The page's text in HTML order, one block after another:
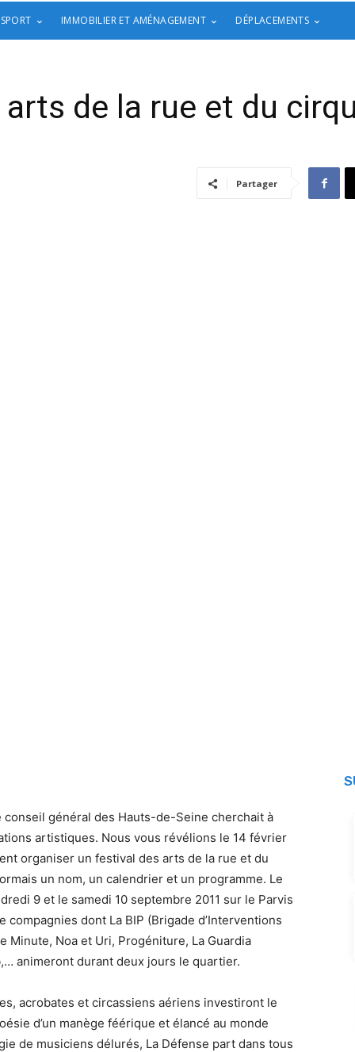
IMMOBILIER ET AMÉNAGEMENT DÉPLACEMENTS
de la rue et du
Partager
conseil général des Hauts-de-Seine cherchait à
artistiques. Nous vous révélions le 14 février
organiser un festival des arts de la rue et du
un nom, un calendrier et un programme. Le
9 et le samedi 10 septembre 2011 sur le Parvis
compagnies dont La BIP (Brigade d’Interventions
Minute, Noa et Uri, Progéniture, La Guardia
animeront durant deux jours le quartier.
acrobates et circassiens aériens investiront le
d’un manège féérique et élancé au monde
de musiciens délurés, La Défense part dans tous